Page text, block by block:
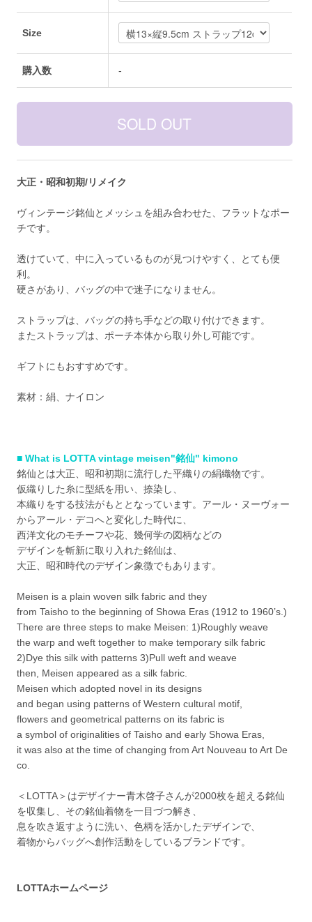
Size
購入数 -
大正・昭和初期/リメイク
ヴィンテージ銘仙とメッシュを組み合わせた、フラットなポー
チです。
透けていて、中に入っているものが見つけやすく、とても便
利。
硬さがあり、バッグの中で迷子になりません。
ストラップは、バッグの持ち手などの取り付けできます。
またストラップは、ポーチ本体から取り外し可能です。
ギフトにもおすすめです。
素材：絹、ナイロン
■ What is LOTTA vintage meisen"銘仙" kimono
銘仙とは大正、昭和初期に流行した平織りの絹織物です。
仮織りした糸に型紙を用い、捺染し、
本織りをする技法がもととなっています。アール・ヌーヴォー
からアール・デコへと変化した時代に、
西洋文化のモチーフや花、幾何学の図柄などの
デザインを斬新に取り入れた銘仙は、
大正、昭和時代のデザイン象徴でもあります。
Meisen is a plain woven silk fabric and they
from Taisho to the beginning of Showa Eras (1912 to 1960’s.)
There are three steps to make Meisen: 1)Roughly weave
the warp and weft together to make temporary silk fabric
2)Dye this silk with patterns 3)Pull weft and weave
then, Meisen appeared as a silk fabric.
Meisen which adopted novel in its designs
and began using patterns of Western cultural motif,
flowers and geometrical patterns on its fabric is
a symbol of originalities of Taisho and early Showa Eras,
it was also at the time of changing from Art Nouveau to Art De
co.
＜LOTTA＞はデザイナー青木啓子さんが2000枚を超える銘仙
を収集し、その銘仙着物を一目づつ解き、
息を吹き返すように洗い、色柄を活かしたデザインで、
着物からバッグへ創作活動をしているブランドです。
LOTTAホームページ